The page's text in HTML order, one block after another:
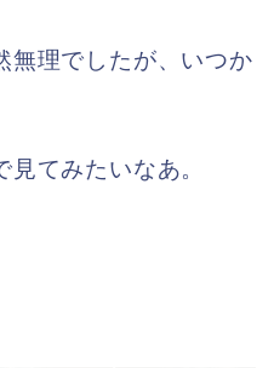
無理でしたが、いつか
てみたいなあ。